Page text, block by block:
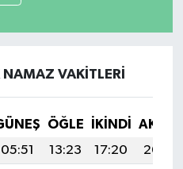
NAMAZ VAKITLERI
ÖĞLE İKINDI
05:51 13:23 17:20
20:44